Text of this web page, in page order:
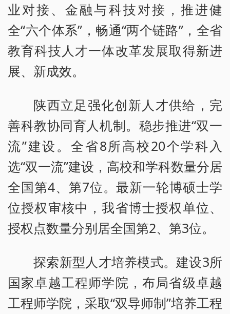
业对接、金融与科技对接，推进健
全“六个体系”，畅通“两个链路”，全省
教育科技人才一体改革发展取得新进
展、新成效。
陕西立足强化创新人才供给，完
善科教协同育人机制。稳步推进“双一
流”建设。全省8所高校20个学科入
选“双一流”建设，高校和学科数量分居
全国第4、第7位。最新一轮博硕士学
位授权审核中，我省博士授权单位、
授权点数量分别居全国第2、第3位。
探索新型人才培养模式。建设3所
国家卓越工程师学院，布局省级卓越
工程师学院，采取“双导师制”培养工程